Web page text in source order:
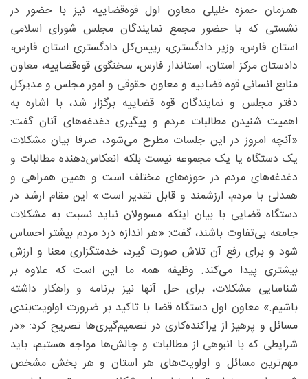
همزمان حمزه خلیلی معاون اول قوه‌قضاییه نیز با حضور در
نشستی که با حضور مجمع نمایندگان مجلس شورای اسلامی
استان فارس، وزیر دادگستری، رییس‌کل دادگستری استان فارس،
دادستان مرکز استان، استاندار فارس، سخنگوی قوه‌قضاییه، معاون
منابع انسانی قوه قضاییه و معاون حقوقی و امور مجلس و مدیرکل
دفتر مجلس و نمایندگان قوه قضاییه برگزار شد، با اشاره به
اهمیت شنیدن مطالبات مردم و پیگیری دغدغه‌های آنان گفت:
«آنچه امروز در این جلسات مطرح می‌شود، صرفا بیان مشکلات
یک دستگاه یا یک مجموعه نیست بلکه انعکاس‌دهنده مطالبات و
دغدغه‌های مردم در حوزه‌های مختلف است و همین همراهی و
همدلی با مردم، ارزشمند و قابل تقدیر است.» این مقام ارشد در
دستگاه قضایی با بیان اینکه مسوولان نباید نسبت به مشکلات
جامعه بی‌تفاوت باشند، گفت: «هر اندازه درد مردم بیشتر احساس
شود و برای رفع آن تلاش صورت گیرد، خدمتگزاری معنا و ارزش
بیشتری پیدا می‌کند. وظیفه همه ما این است که علاوه بر
شناسایی مشکلات، برای حل آنها نیز برنامه و راهکار داشته
باشیم.» معاون اول دستگاه قضا با تاکید بر ضرورت اولویت‌بندی
مسائل و پرهیز از پراکنده‌کاری در تصمیم‌گیری‌ها تصریح کرد: «در
شرایطی که با انبوهی از مطالبات و چالش‌ها مواجه هستیم، باید
مهم‌ترین مسائل و اولویت‌های هر استان و هر بخش مشخص